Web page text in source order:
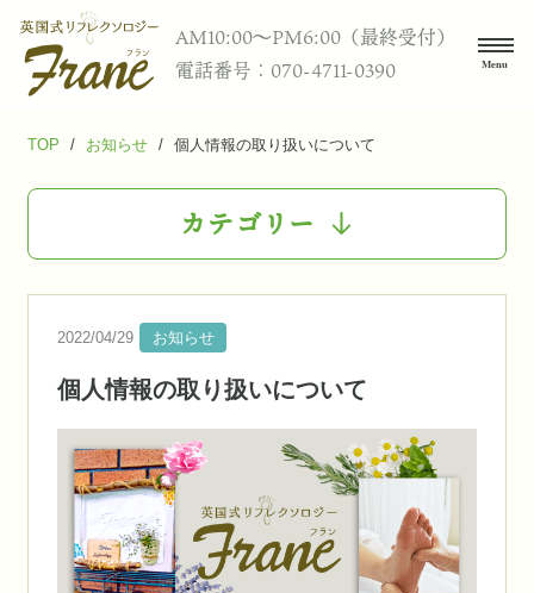
AM10:00〜PM6:00（最終受付）
電話番号：070-4711-0390
TOP / お知らせ / 個人情報の取り扱いについて
カテゴリー
2022/04/29 お知らせ
個人情報の取り扱いについて